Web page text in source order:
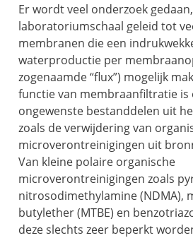
Er wordt veel onderzoek
laboratoriumschaal geleid tot
membranen die een
waterproductie per
zogenaamde “flux”) mogelijk
functie van membraanfiltratie is
ongewenste bestanddelen uit
zoals de verwijdering van
microverontreinigingen uit
Van kleine polaire organische
microverontreinigingen zoals
nitrosodimethylamine (NDMA),
butylether (MTBE) en
deze slechts zeer beperkt